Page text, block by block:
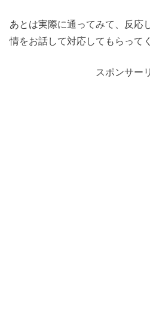
あとは実際に通ってみて、反応
情をお話して対応してもらって
スポンサー